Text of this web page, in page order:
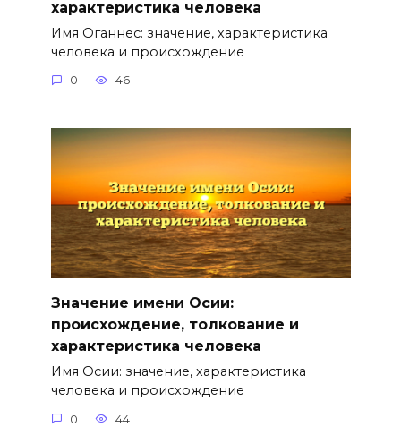
характеристика человека
Имя Оганнес: значение, характеристика
человека и происхождение
0 46
Значение имени Осии:
происхождение, толкование и
характеристика человека
Имя Осии: значение, характеристика
человека и происхождение
0 44